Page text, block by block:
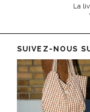
La
SUIVEZ-NOUS